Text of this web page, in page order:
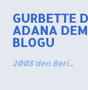
GURBETTE
ADANA
BLOGU
2008'den Beri...